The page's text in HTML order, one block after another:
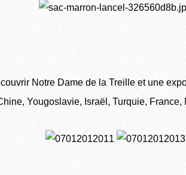
Notre Dame de la Treille et une
Yougoslavie, Israël, Turquie, France,